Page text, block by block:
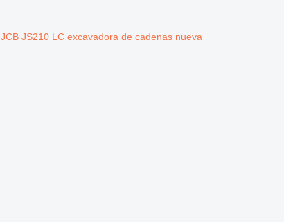
JCB JS210 LC excavadora de cadenas nueva